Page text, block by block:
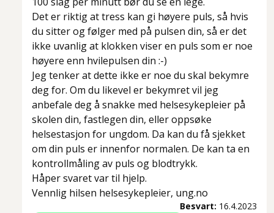
Det er riktig at tress kan gi høyere puls, så hvis
du sitter og følger med på pulsen din, så er det
ikke uvanlig at klokken viser en puls som er noe
høyere enn hvilepulsen din :-)
Jeg tenker at dette ikke er noe du skal bekymre
deg for. Om du likevel er bekymret vil jeg
anbefale deg å snakke med helsesykepleier på
skolen din, fastlegen din, eller oppsøke
helsestasjon for ungdom. Da kan du få sjekket
om din puls er innenfor normalen. De kan ta en
kontrollmåling av puls og blodtrykk.
Håper svaret var til hjelp.
Vennlig hilsen helsesykepleier, ung.no
Besvart: 16.4.2023